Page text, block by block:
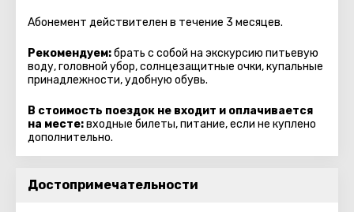
Абонемент действителен в течение 3 месяцев.
Рекомендуем:брать с собой на экскурсию питьевую
воду, головной убор, солнцезащитные очки, купальные
принадлежности, удобную обувь.
В стоимость поездок не входит и оплачивается
на месте:входные билеты, питание, если не куплено
дополнительно.
Достопримечательности